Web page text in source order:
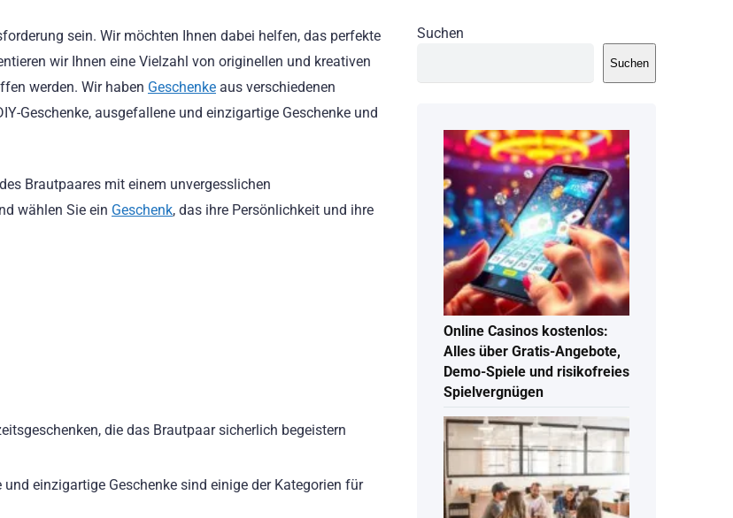
sein. Wir möchten Ihnen dabei helfen, das perfekte
wir Ihnen eine Vielzahl von originellen und kreativen
werden. Wir haben Geschenke aus verschiedenen
Geschenke, ausgefallene und einzigartige Geschenke und
Brautpaares mit einem unvergesslichen
wählen Sie ein Geschenk, das ihre Persönlichkeit und ihre
die das Brautpaar sicherlich begeistern
einzigartige Geschenke sind einige der Kategorien für
Suchen
Suchen
Online Casinos kostenlos:
Alles über Gratis-Angebote,
Demo-Spiele und risikofreies
Spielvergnügen